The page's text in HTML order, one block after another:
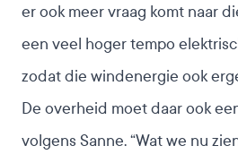
er ook meer vraag komt naar
een veel hoger tempo
zodat die windenergie ook
De overheid moet daar ook
volgens Sanne. “Wat we nu